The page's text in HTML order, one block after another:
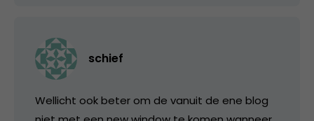
schief
Wellicht ook beter om de vanuit de ene blog